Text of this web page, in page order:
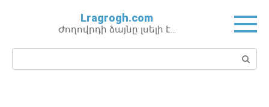
Lragrogh.com
Ժողովրդի ձայնը լսելի է…
Поиск: